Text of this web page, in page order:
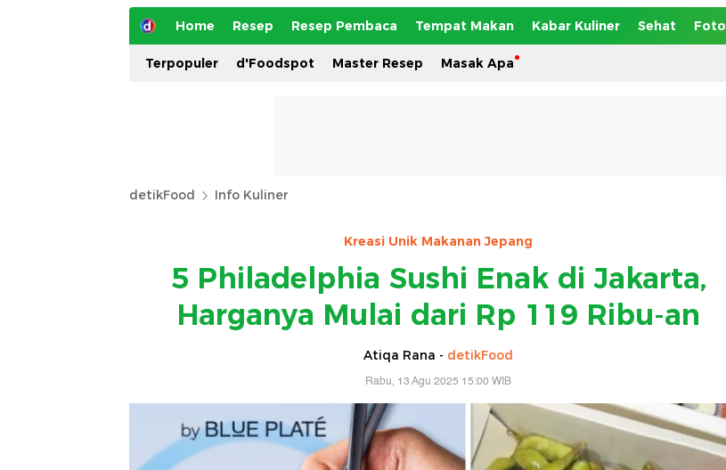
Home Resep Resep Pembaca Tempat Makan Kabar Kuliner Sehat Foto
Terpopuler d'Foodspot Master Resep Masak Apa
detikFood Info Kuliner
Kreasi Unik Makanan Jepang
5 Philadelphia Sushi Enak di Jakarta,
Harganya Mulai dari Rp 119 Ribu-an
Atiqa Rana - detikFood
Rabu, 13 Agu 2025 15:00 WIB